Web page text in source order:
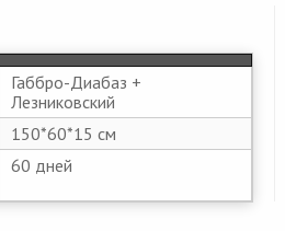
Габбро-Диабаз +
Лезниковский
150*60*15 см
60 дней